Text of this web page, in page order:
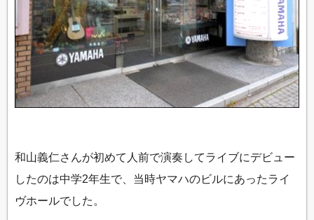
和山義仁さんが初めて人前で演奏してライブにデビュー
したのは中学2年生で、当時ヤマハのビルにあったライ
ヴホールでした。